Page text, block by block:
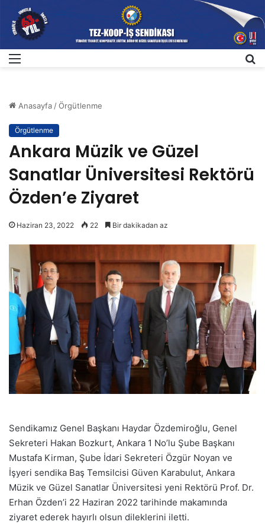
Anasayfa/Örgütlenme
Örgütlenme
Ankara Müzik ve Güzel
Sanatlar Üniversitesi Rektörü
Özden’e Ziyaret
Haziran 23, 2022 22 Bir dakikadan az
Sendikamız Genel Başkanı Haydar Özdemiroğlu, Genel
Sekreteri Hakan Bozkurt, Ankara 1 No’lu Şube Başkanı
Mustafa Kirman, Şube İdari Sekreteri Özgür Noyan ve
İşyeri sendika Baş Temsilcisi Güven Karabulut, Ankara
Müzik ve Güzel Sanatlar Üniversitesi yeni Rektörü Prof. Dr.
Erhan Özden’i 22 Haziran 2022 tarihinde makamında
ziyaret ederek hayırlı olsun dileklerini iletti.